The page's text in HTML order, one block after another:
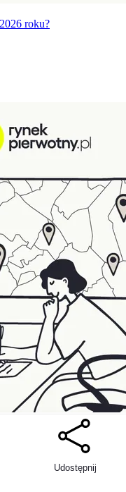
roku?
6 najlepszych
Udostępnij